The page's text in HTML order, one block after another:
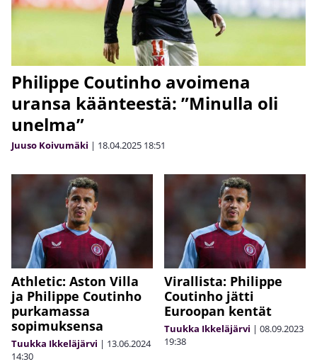
Philippe Coutinho avoimena
uransa käänteestä: ”Minulla oli
unelma”
Juuso Koivumäki | 18.04.2025 18:51
Athletic: Aston Villa
ja Philippe Coutinho
purkamassa
sopimuksensa
Tuukka Ikkeläjärvi | 13.06.2024
14:30
Virallista: Philippe
Coutinho jätti
Euroopan kentät
Tuukka Ikkeläjärvi | 08.09.2023
19:38